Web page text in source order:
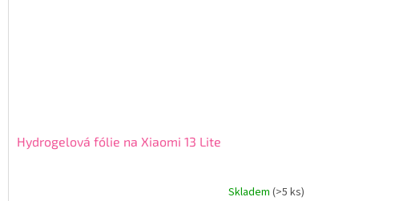
Hydrogelová fólie na Xiaomi 13 Lite
Skladem (>5 ks)